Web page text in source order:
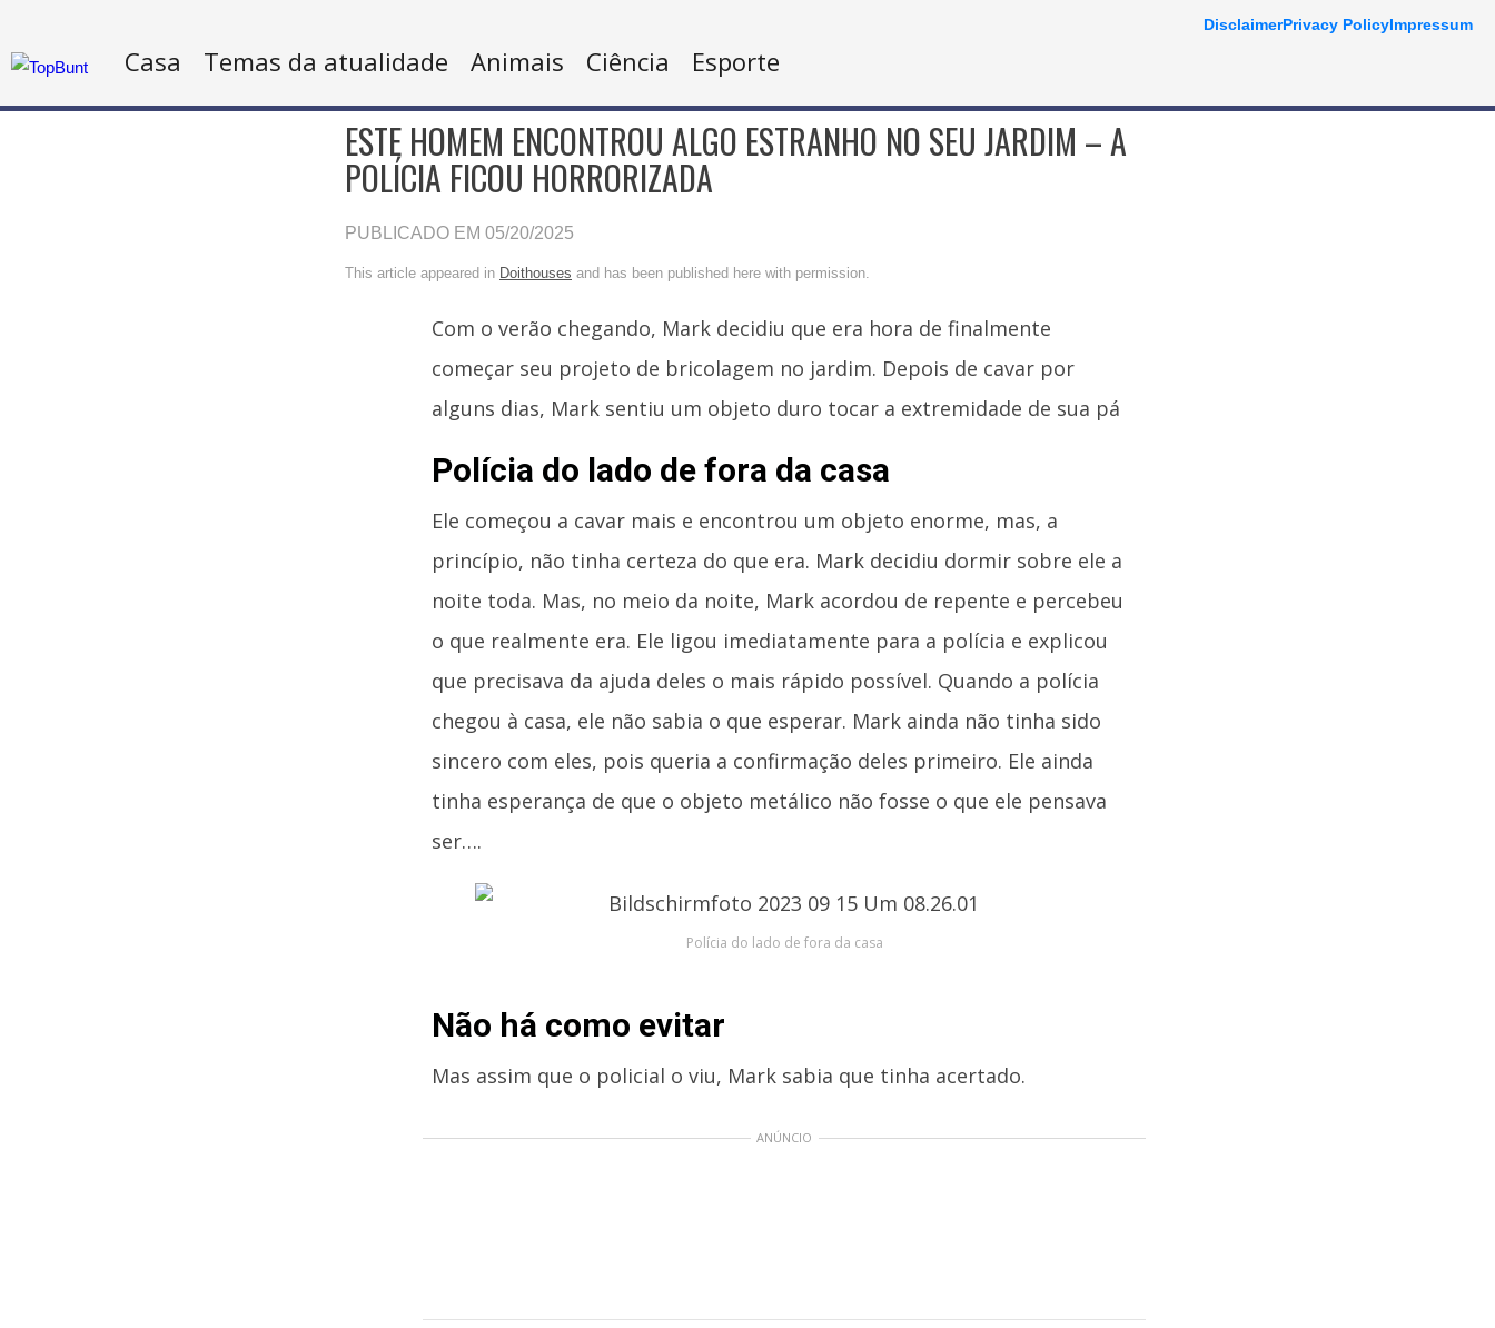
Casa Temas da atualidade Animais Ciência Esporte
ESTE HOMEM ENCONTROU ALGO ESTRANHO NO SEU JARDIM – A
POLÍCIA FICOU HORRORIZADA
PUBLICADO EM 05/20/2025
This article appeared in Doithouses and has been published here with permission.
Com o verão chegando, Mark decidiu que era hora de finalmente
começar seu projeto de bricolagem no jardim. Depois de cavar por
alguns dias, Mark sentiu um objeto duro tocar a extremidade de sua pá
Polícia do lado de fora da casa
Ele começou a cavar mais e encontrou um objeto enorme, mas, a
princípio, não tinha certeza do que era. Mark decidiu dormir sobre ele a
noite toda. Mas, no meio da noite, Mark acordou de repente e percebeu
o que realmente era. Ele ligou imediatamente para a polícia e explicou
que precisava da ajuda deles o mais rápido possível. Quando a polícia
chegou à casa, ele não sabia o que esperar. Mark ainda não tinha sido
sincero com eles, pois queria a confirmação deles primeiro. Ele ainda
tinha esperança de que o objeto metálico não fosse o que ele pensava
ser….
Polícia do lado de fora da casa
Não há como evitar
Mas assim que o policial o viu, Mark sabia que tinha acertado.
ANÚNCIO
DisclaimerPrivacy PolicyImpressum